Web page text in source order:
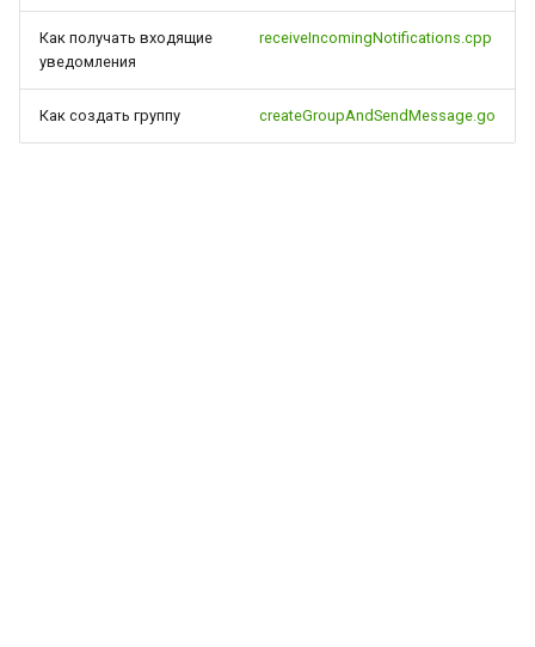
Как получать входящие
уведомления
receiveIncomingNotifications.cpp
Как создать группу createGroupAndSendMessage.go